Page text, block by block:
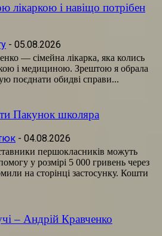
лікаркою і навіщо потрібен
- 05.08.2026
— сімейна лікарка, яка колись
і медициною. Зрештою я обрала
поєднати обидві справи...
Пакунок школяра
- 04.08.2026
першокласників можуть
у розмірі 5 000 гривень через
на сторінці застосунку. Кошти
– Андрій Кравченко